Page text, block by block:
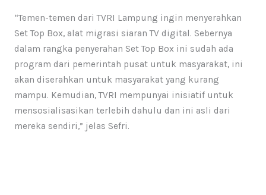
“Temen-temen dari TVRI Lampung ingin menyerahkan
Set Top Box, alat migrasi siaran TV digital. Sebernya
dalam rangka penyerahan Set Top Box ini sudah ada
program dari pemerintah pusat untuk masyarakat, ini
akan diserahkan untuk masyarakat yang kurang
mampu. Kemudian, TVRI mempunyai inisiatif untuk
mensosialisasikan terlebih dahulu dan ini asli dari
mereka sendiri,” jelas Sefri.